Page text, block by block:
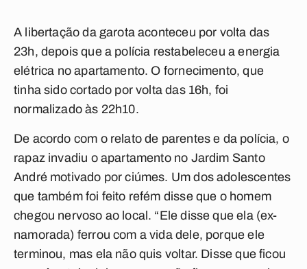
A libertação da garota aconteceu por volta das
23h, depois que a polícia restabeleceu a energia
elétrica no apartamento. O fornecimento, que
tinha sido cortado por volta das 16h, foi
normalizado às 22h10.
De acordo com o relato de parentes e da polícia, o
rapaz invadiu o apartamento no Jardim Santo
André motivado por ciúmes. Um dos adolescentes
que também foi feito refém disse que o homem
chegou nervoso ao local. “Ele disse que ela (ex-
namorada) ferrou com a vida dele, porque ele
terminou, mas ela não quis voltar. Disse que ficou